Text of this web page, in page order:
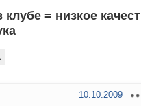
= низкое
10.10.2009